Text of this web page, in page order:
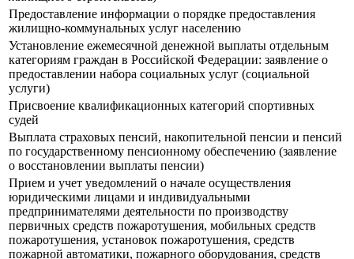
Предоставление информации о порядке предоставления
жилищно-коммунальных услуг населению
Установление ежемесячной денежной выплаты отдельным
категориям граждан в Российской Федерации: заявление о
предоставлении набора социальных услуг (социальной
услуги)
Присвоение квалификационных категорий спортивных
судей
Выплата страховых пенсий, накопительной пенсии и пенсий
по государственному пенсионному обеспечению (заявление
о восстановлении выплаты пенсии)
Прием и учет уведомлений о начале осуществления
юридическими лицами и индивидуальными
предпринимателями деятельности по производству
первичных средств пожаротушения, мобильных средств
пожаротушения, установок пожаротушения, средств
пожарной автоматики, пожарного оборудования, средств